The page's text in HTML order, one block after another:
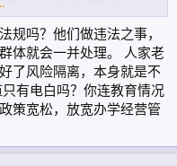
年到头能攒得下万把块的？
太差，但是我估计他们是没
大，颇有种何不食肉糜的感
以与之抗衡的初中阶段学
上这个所谓的春华名校！义
和公益性皆荡然无存！
在十几年时间里面竟然沦为
油！这何尝不是某种程度上
规吗？他们做违法之事，
体就会一并处理。 人家老
了风险隔离，本身就是不
有电白吗？你连教育情况
策宽松，放宽办学经营管